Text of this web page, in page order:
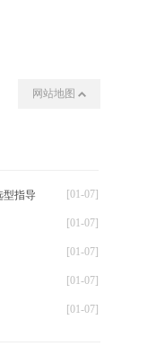
网站地图
[01-07]
型指导
[01-07]
[01-07]
[01-07]
[01-07]